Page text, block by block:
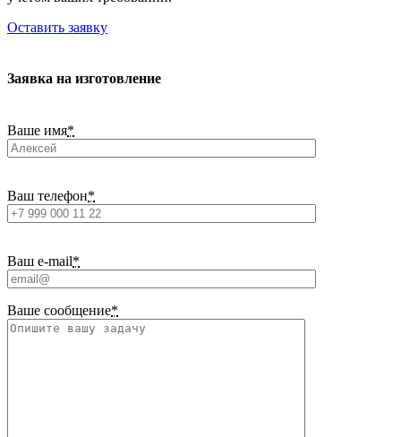
Оставить заявку
Заявка на изготовление
Ваше имя*
Ваш телефон*
Ваш e-mail*
Ваше сообщение*